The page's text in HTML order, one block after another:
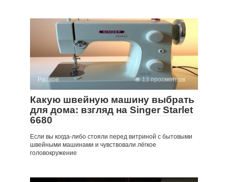
Разное 13 просмотров
Какую швейную машину выбрать
для дома: взгляд на Singer Starlet
6680
Если вы когда-либо стояли перед витриной с бытовыми
швейными машинами и чувствовали лёгкое
головокружение